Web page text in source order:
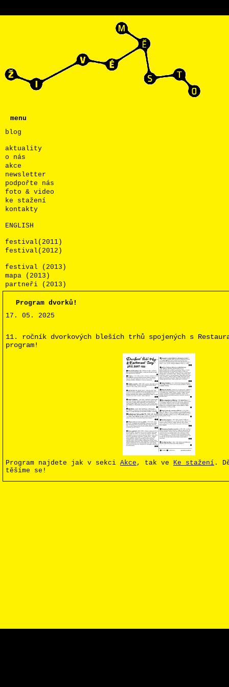
menu
blog
aktuality
o nás
akce
newsletter
podpořte nás
foto & video
ke stažení
kontakty
ENGLISH
festival(2011)
festival(2012)
festival (2013)
mapa (2013)
partneři (2013)
Program dvorků!
17. 05. 2025
11. ročník dvorkových bleších trhů spojených s
program!
Program najdete jak v sekci Akce , tak ve Ke stažení .
těšíme se!